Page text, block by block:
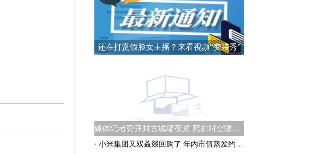
还在打赏假脸女主播？来看视频“变装秀”
媒体记者赞开封古城墙夜景 宛如时空隧道式“穿越”体验
· 小米集团又双叒叕回购了 年内市值蒸发约1990亿港元